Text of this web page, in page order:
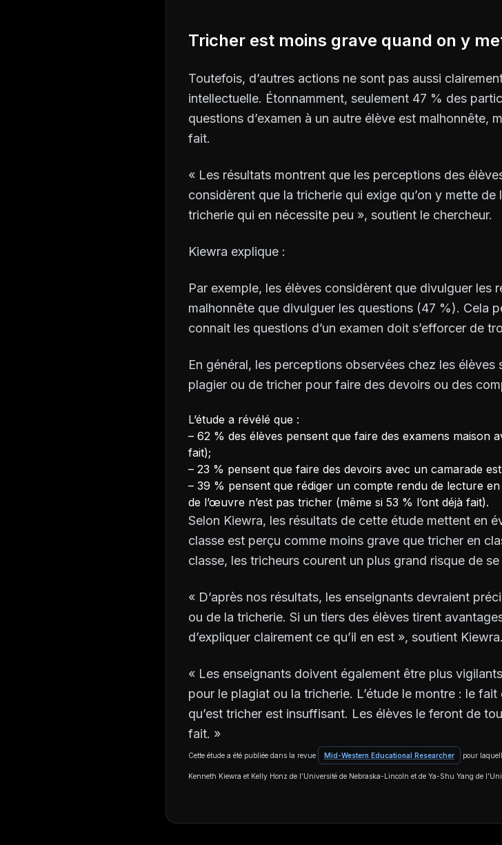
Tricher est moins grave quand on y
Toutefois, d’autres actions ne sont pas aussi
intellectuelle. Étonnamment, seulement 47 % des
questions d’examen à un autre élève est malhonnête,
fait.
« Les résultats montrent que les perceptions des
considèrent que la tricherie qui exige qu’on y mette de
tricherie qui en nécessite peu », soutient le chercheur.
Kiewra explique :
Par exemple, les élèves considèrent que divulguer les
malhonnête que divulguer les questions (47 %). Cela
connait les questions d’un examen doit s’efforcer de
En général, les perceptions observées chez les
plagier ou de tricher pour faire des devoirs ou des
L’étude a révélé que :
– 62 % des élèves pensent que faire des examens maison
fait);
– 23 % pensent que faire des devoirs avec un camarade
– 39 % pensent que rédiger un compte rendu de lecture
de l’œuvre n’est pas tricher (même si 53 % l’ont déjà fait).
Selon Kiewra, les résultats de cette étude mettent en
classe est perçu comme moins grave que tricher en
classe, les tricheurs courent un plus grand risque de
« D’après nos résultats, les enseignants devraient
ou de la tricherie. Si un tiers des élèves tirent
d’expliquer clairement ce qu’il en est », soutient Kiewra.
« Les enseignants doivent également être plus
pour le plagiat ou la tricherie. L’étude le montre : le
qu’est tricher est insuffisant. Les élèves le feront de
fait. »
Cette étude a été publiée dans la revue Mid-Western Educational Researcher pour
Kenneth Kiewra et Kelly Honz de l’Université de Nebraska-Lincoln et de Ya-Shu Yang de